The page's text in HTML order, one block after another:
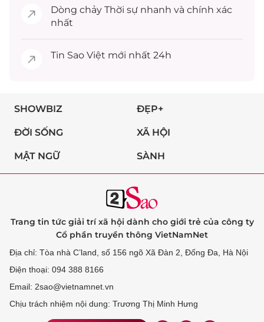
Dòng chảy Thời sự nhanh và chính xác
nhất
Tin Sao Việt mới nhất 24h
SHOWBIZ ĐẸP+
ĐỜI SỐNG XÃ HỘI
MẬT NGỮ SÀNH
Trang tin tức giải trí xã hội dành cho giới trẻ của công ty
Cổ phần truyền thông VietNamNet
Địa chỉ: Tòa nhà C’land, số 156 ngõ Xã Đàn 2, Đống Đa, Hà Nội
Điện thoại: 094 388 8166
Email: 2sao@vietnamnet.vn
Chịu trách nhiệm nội dung: Trương Thị Minh Hưng